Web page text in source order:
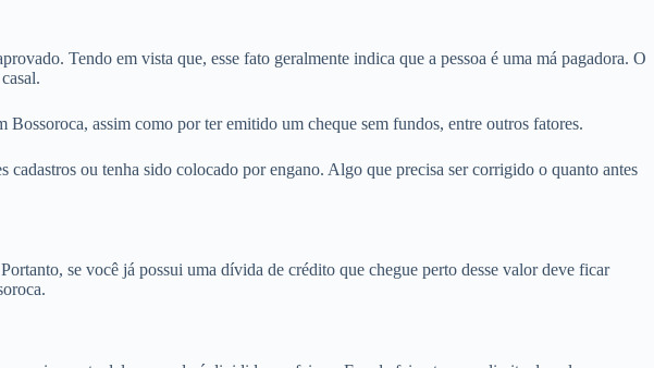
Tendo em vista que, esse fato geralmente indica que a pessoa é uma má pagadora. O
assim como por ter emitido um cheque sem fundos, entre outros fatores.
ou tenha sido colocado por engano. Algo que precisa ser corrigido o quanto antes
se você já possui uma dívida de crédito que chegue perto desse valor deve ficar